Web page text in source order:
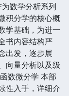
为数学分析系列
积分学的核心概
学基础，为进一
书内容结构严
出发，逐步展
向量分析以及级
数微分学 本部
性入手，详细介